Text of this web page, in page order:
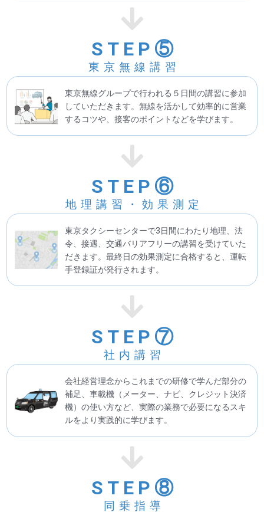
STEP⑤
東京無線講習
東京無線グループで行われる５日間の講習に参加
していただきます。無線を活かして効率的に営業
するコツや、接客のポイントなどを学びます。
STEP⑥
地理講習・効果測定
東京タクシーセンターで3日間にわたり地理、法
令、接遇、交通バリアフリーの講習を受けていた
だきます。最終日の効果測定に合格すると、運転
手登録証が発行されます。
STEP⑦
社内講習
会社経営理念からこれまでの研修で学んだ部分の
補足、車載機（メーター、ナビ、クレジット決済
機）の使い方など、実際の業務で必要になるスキ
ルをより実践的に学びます。
STEP⑧
同乗指導